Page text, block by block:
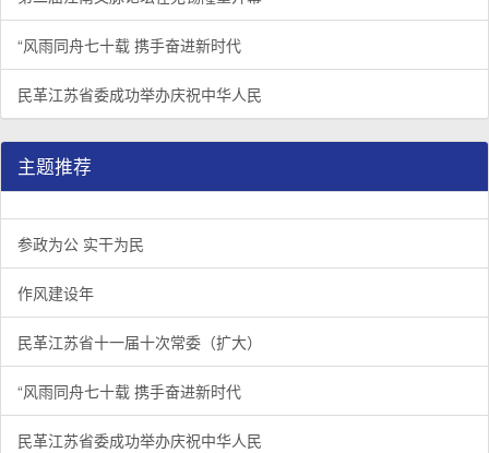
“风雨同舟七十载 携手奋进新时代
民革江苏省委成功举办庆祝中华人民
主题推荐
参政为公 实干为民
作风建设年
民革江苏省十一届十次常委（扩大）
“风雨同舟七十载 携手奋进新时代
民革江苏省委成功举办庆祝中华人民